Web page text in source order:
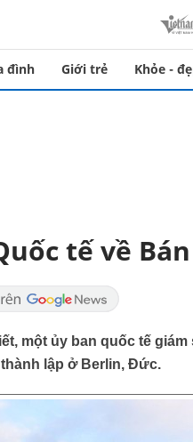
đình Giới trẻ Khỏe -
tế về
một ủy ban quốc tế
lập ở Berlin, Đức.